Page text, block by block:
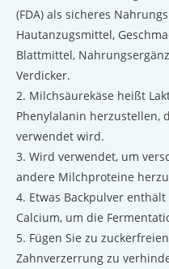
(FDA) als sicheres
Hautanzugsmittel,
Blattmittel,
Verdicker.
2. Milchsäurekäse heißt
Phenylalanin herzustellen,
verwendet wird.
3. Wird verwendet, um
andere Milchproteine
4. Etwas Backpulver
Calcium, um die
5. Fügen Sie zu
Zahnverzerrung zu